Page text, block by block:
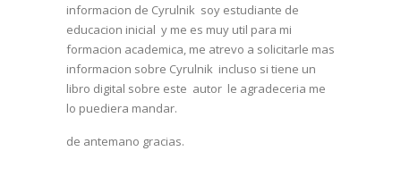
informacion de Cyrulnik soy estudiante de
educacion inicial y me es muy util para mi
formacion academica, me atrevo a solicitarle mas
informacion sobre Cyrulnik incluso si tiene un
libro digital sobre este autor le agradeceria me
lo puediera mandar.
de antemano gracias.